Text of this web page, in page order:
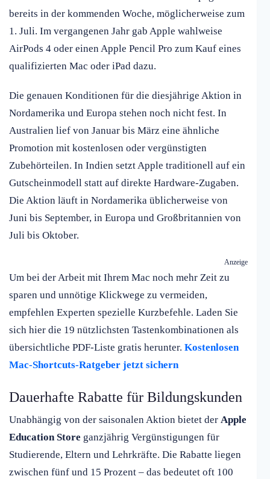
bereits in der kommenden Woche, möglicherweise zum
1. Juli. Im vergangenen Jahr gab Apple wahlweise
AirPods 4 oder einen Apple Pencil Pro zum Kauf eines
qualifizierten Mac oder iPad dazu.
Die genauen Konditionen für die diesjährige Aktion in
Nordamerika und Europa stehen noch nicht fest. In
Australien lief von Januar bis März eine ähnliche
Promotion mit kostenlosen oder vergünstigten
Zubehörteilen. In Indien setzt Apple traditionell auf ein
Gutscheinmodell statt auf direkte Hardware-Zugaben.
Die Aktion läuft in Nordamerika üblicherweise von
Juni bis September, in Europa und Großbritannien von
Juli bis Oktober.
Anzeige
Um bei der Arbeit mit Ihrem Mac noch mehr Zeit zu
sparen und unnötige Klickwege zu vermeiden,
empfehlen Experten spezielle Kurzbefehle. Laden Sie
sich hier die 19 nützlichsten Tastenkombinationen als
übersichtliche PDF-Liste gratis herunter. Kostenlosen
Mac-Shortcuts-Ratgeber jetzt sichern
Dauerhafte Rabatte für Bildungskunden
Unabhängig von der saisonalen Aktion bietet der Apple
Education Store ganzjährig Vergünstigungen für
Studierende, Eltern und Lehrkräfte. Die Rabatte liegen
zwischen fünf und 15 Prozent – das bedeutet oft 100